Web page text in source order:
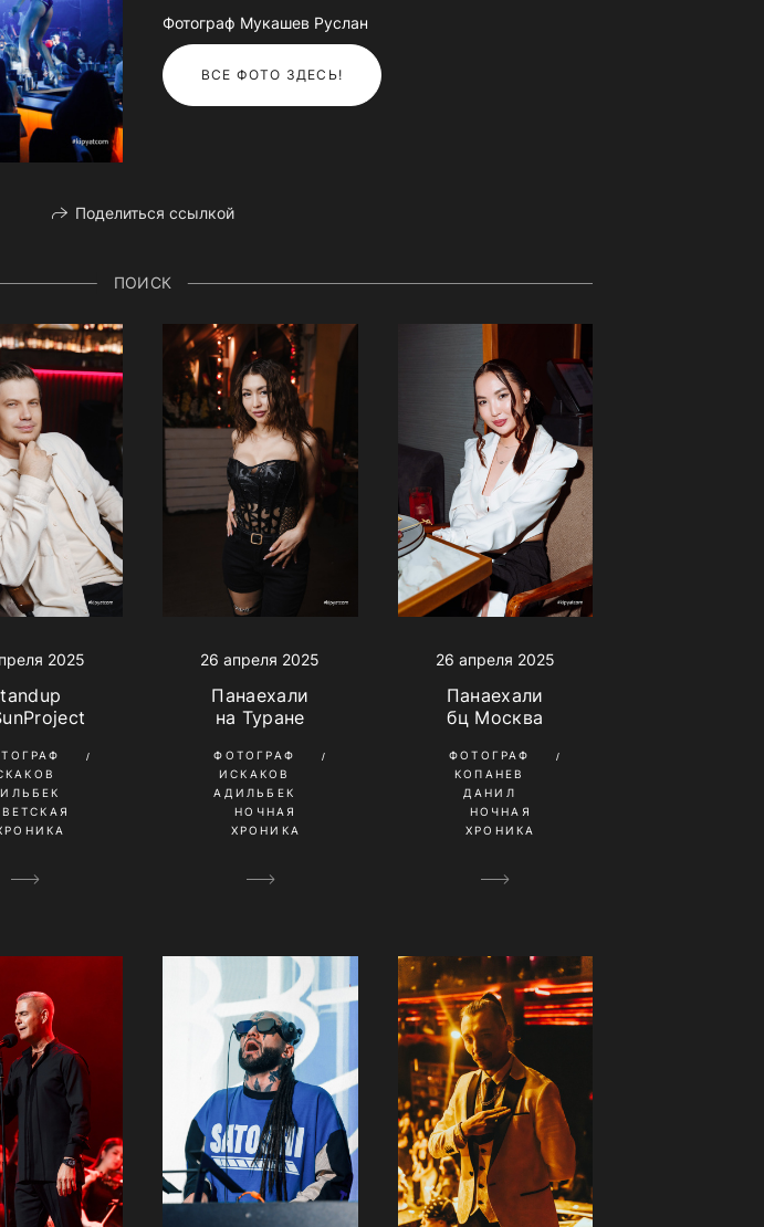
Фотограф Мукашев Руслан
ВСЕ ФОТО ЗДЕСЬ!
Поделиться ссылкой
ПОИСК
2025 26 апреля 2025
Панаехали
на Туране
ФОТОГРАФ
ИСКАКОВ
АДИЛЬБЕК
НОЧНАЯ
ХРОНИКА
26 апреля 2025
Панаехали
бц Москва
ФОТОГРАФ
КОПАНЕВ
ДАНИЛ
НОЧНАЯ
ХРОНИКА